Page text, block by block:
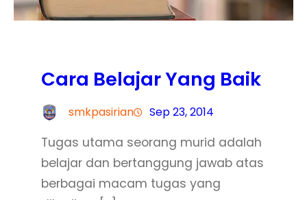
Cara Belajar Yang Baik
smkpasirian Sep 23, 2014
Tugas utama seorang murid adalah
belajar dan bertanggung jawab atas
berbagai macam tugas yang